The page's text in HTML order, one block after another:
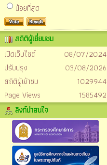
น้อยที่สุด
สถิติผู้เยี่ยมชม
เปิดเว็บไซต์
08/07/2024
ปรับปรุง
03/08/2026
สถิติผู้เข้าชม
1029944
Page Views
1585492
ลิงก์น่าสนใจ